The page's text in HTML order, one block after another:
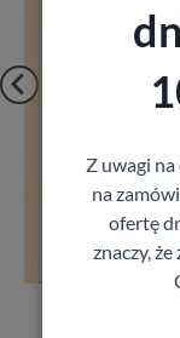
Z uwagi
na
ofertę
znaczy,